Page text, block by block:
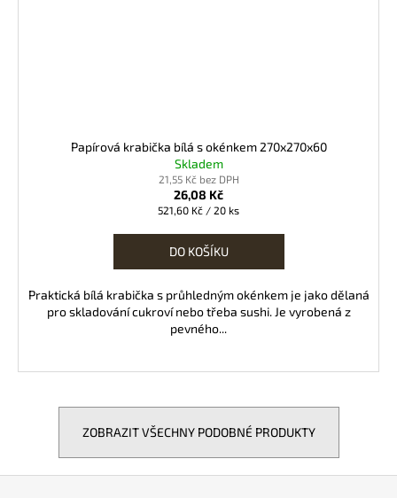
Papírová krabička bílá s okénkem 270x270x60
Skladem
21,55 Kč bez DPH
26,08 Kč
Měrná
521,60 Kč / 20 ks
DO KOŠÍKU
Praktická bílá krabička s průhledným okénkem je jako dělaná
pro skladování cukroví nebo třeba sushi. Je vyrobená z
pevného...
ZOBRAZIT VŠECHNY PODOBNÉ PRODUKTY